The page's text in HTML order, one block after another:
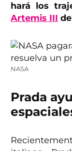
hará los
Artemis III
NASA
Prada